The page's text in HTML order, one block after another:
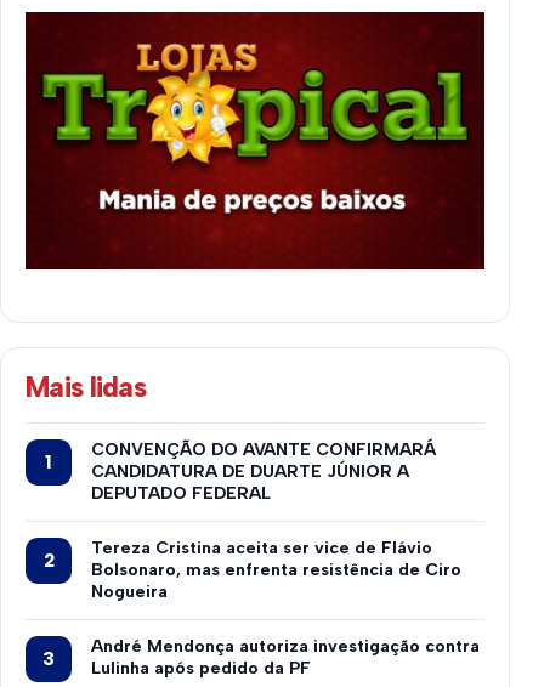
Mais lidas
CONVENÇÃO DO AVANTE CONFIRMARÁ
CANDIDATURA DE DUARTE JÚNIOR A
DEPUTADO FEDERAL
Tereza Cristina aceita ser vice de Flávio
Bolsonaro, mas enfrenta resistência de Ciro
Nogueira
André Mendonça autoriza investigação contra
Lulinha após pedido da PF